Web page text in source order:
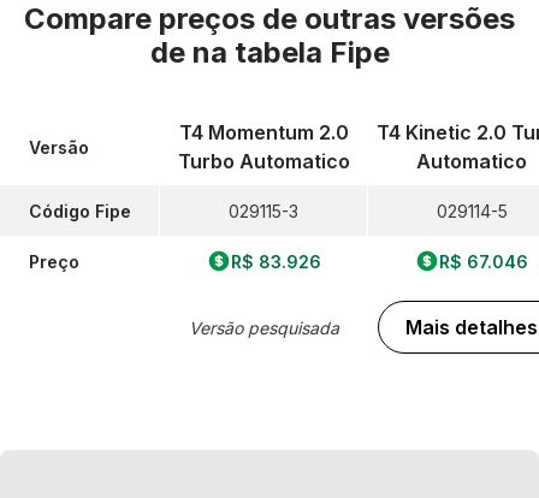
Compare preços de outras versões
de na tabela Fipe
Versão
Código Fipe
Preço
T4 Momentum 2.0
Turbo Automatico
029115-3
R$ 83.926
Versão pesquisada
T4 Kinetic 2.0
Automatico
029114-5
R$ 67.046
Mais detalhes